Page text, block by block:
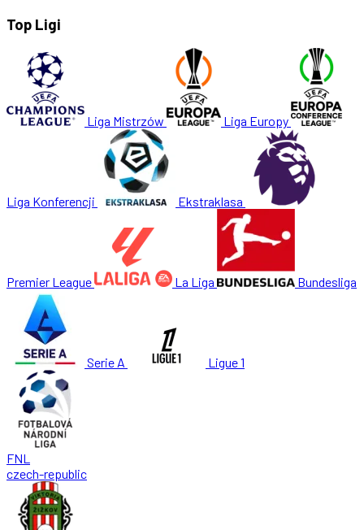
Top Ligi
Liga Mistrzów Liga Europy
Liga Konferencji Ekstraklasa
Premier League La Liga Bundesliga
Serie A Ligue 1
FNL
czech-republic